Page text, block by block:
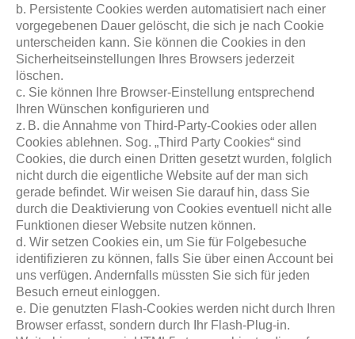
b. Persistente Cookies werden automatisiert nach einer
vorgegebenen Dauer gelöscht, die sich je nach Cookie
unterscheiden kann. Sie können die Cookies in den
Sicherheitseinstellungen Ihres Browsers jederzeit
löschen.
c. Sie können Ihre Browser-Einstellung entsprechend
Ihren Wünschen konfigurieren und
z. B. die Annahme von Third-Party-Cookies oder allen
Cookies ablehnen. Sog. „Third Party Cookies“ sind
Cookies, die durch einen Dritten gesetzt wurden, folglich
nicht durch die eigentliche Website auf der man sich
gerade befindet. Wir weisen Sie darauf hin, dass Sie
durch die Deaktivierung von Cookies eventuell nicht alle
Funktionen dieser Website nutzen können.
d. Wir setzen Cookies ein, um Sie für Folgebesuche
identifizieren zu können, falls Sie über einen Account bei
uns verfügen. Andernfalls müssten Sie sich für jeden
Besuch erneut einloggen.
e. Die genutzten Flash-Cookies werden nicht durch Ihren
Browser erfasst, sondern durch Ihr Flash-Plug-in.